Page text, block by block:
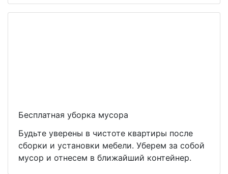
Бесплатная уборка мусора
Будьте уверены в чистоте квартиры после
сборки и установки мебели. Уберем за собой
мусор и отнесем в ближайший контейнер.